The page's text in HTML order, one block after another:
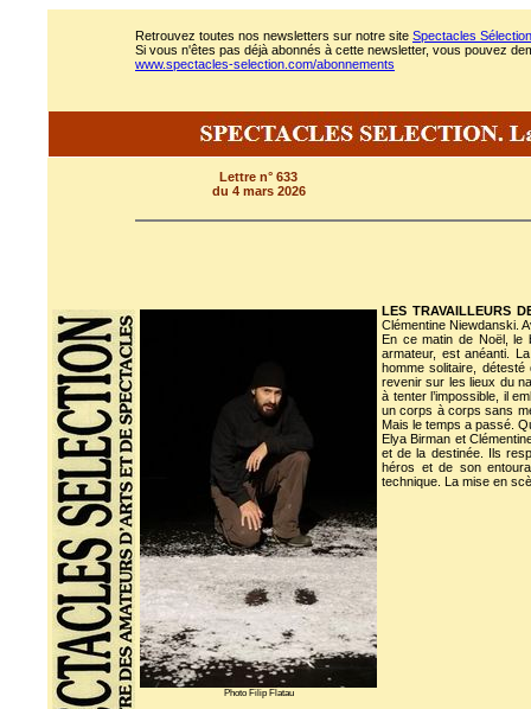
Retrouvez toutes nos newsletters sur notre site Spectacles Sélection
Si vous n'êtes pas déjà abonnés à cette newsletter, vous pouvez
www.spectacles-selection.com/abonnements
Lettre n° 633
du 4 mars 2026
Photo Filip Flatau
LES TRAVAILLEURS
Clémentine Niewdanski.
En ce matin de Noël, le
armateur, est anéanti.
homme solitaire,
revenir sur les lieux du
à tenter l’impossible, il
un corps à corps sans
Mais le temps a passé.
Elya Birman et
et de la destinée. Ils
héros et de son
technique. La mise en